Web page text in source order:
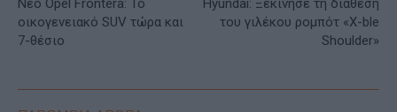
Νέο Opel Frontera: Το
οικογενειακό SUV τώρα και
7-θέσιο
Hyundai: Ξεκίνησε τη διάθεση
του γιλέκου ρομπότ «X-ble
Shoulder»